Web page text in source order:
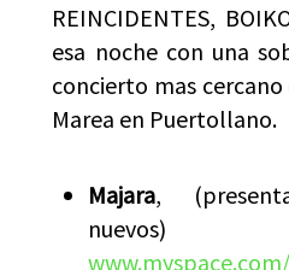
REINCIDENTES,
esa noche con una
concierto mas
Marea en Puertollano.
Majara,
nuevos)